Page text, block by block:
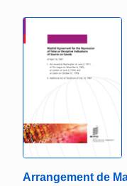
Arrangement de